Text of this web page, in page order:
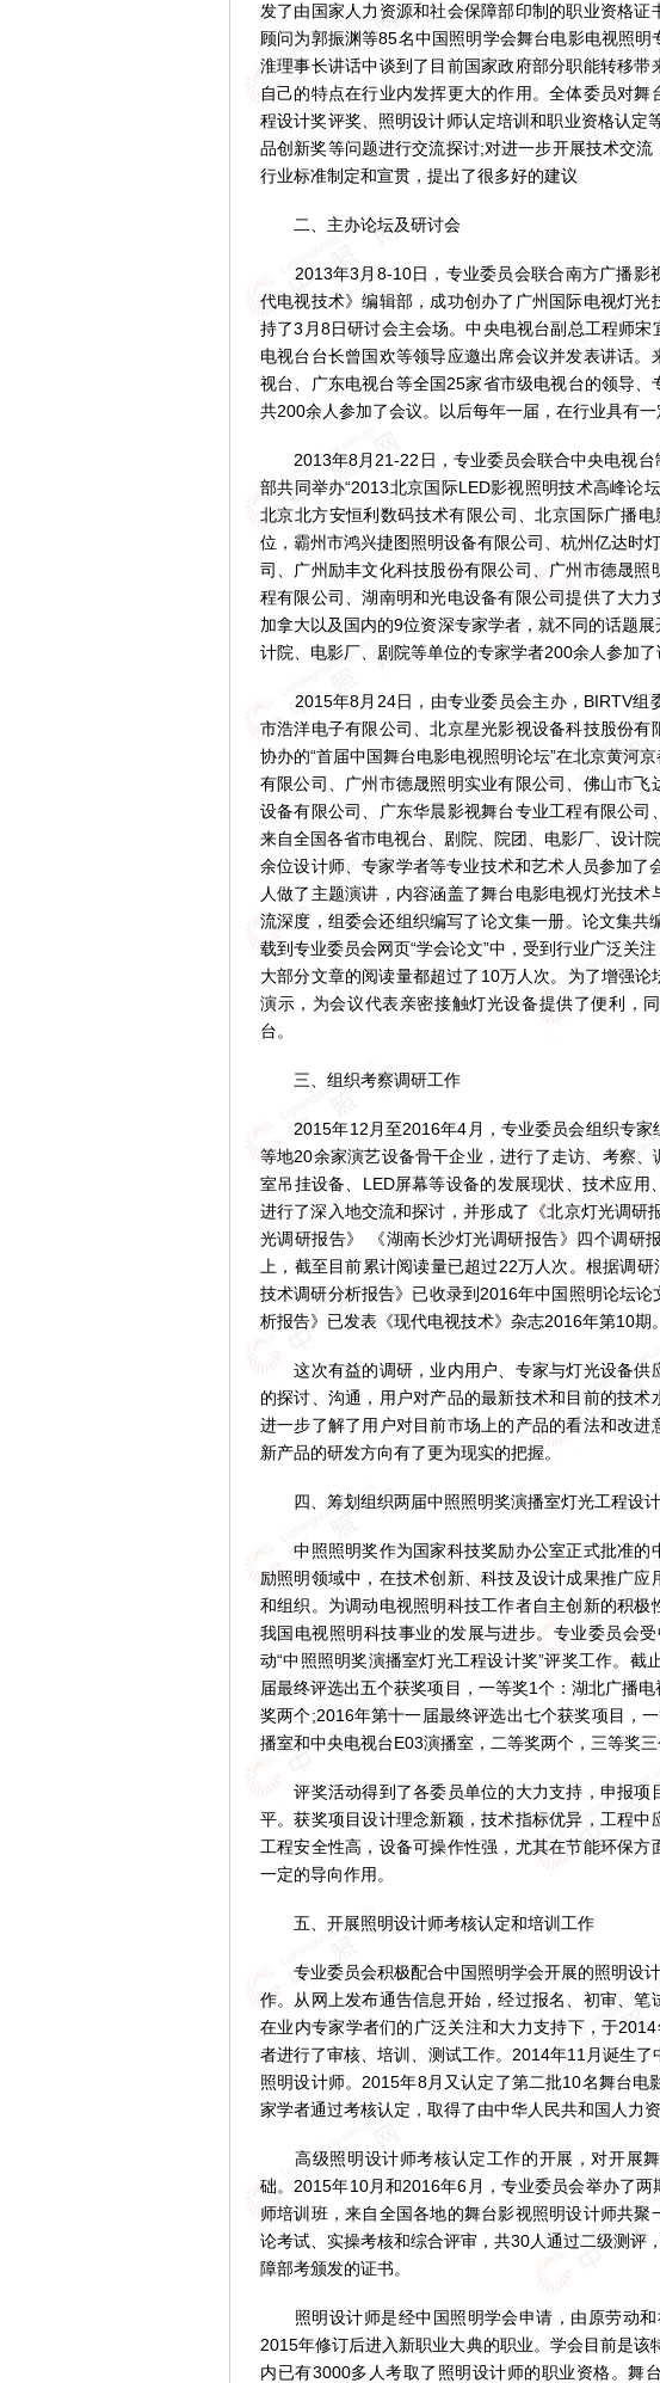
发了由国家人力资源和社会保障部印制的职业资格
顾问为郭振渊等85名中国照明学会舞台电影电视照
淮理事长讲话中谈到了目前国家政府部分职能转移
自己的特点在行业内发挥更大的作用。全体委员对
程设计奖评奖、照明设计师认定培训和职业资格认定
品创新奖等问题进行交流探讨;对进一步开展技术交
行业标准制定和宣贯，提出了很多好的建议
二、主办论坛及研讨会
2013年3月8-10日，专业委员会联合南方广播影
代电视技术》编辑部，成功创办了广州国际电视灯
持了3月8日研讨会主会场。中央电视台副总工程师
电视台台长曾国欢等领导应邀出席会议并发表讲话
视台、广东电视台等全国25家省市级电视台的领导
共200余人参加了会议。以后每年一届，在行业具有一
2013年8月21-22日，专业委员会联合中央电视台
部共同举办“2013北京国际LED影视照明技术高峰论
北京北方安恒利数码技术有限公司、北京国际广播
位，霸州市鸿兴捷图照明设备有限公司、杭州亿达时
司、广州励丰文化科技股份有限公司、广州市德晟
程有限公司、湖南明和光电设备有限公司提供了大力
加拿大以及国内的9位资深专家学者，就不同的话题
计院、电影厂、剧院等单位的专家学者200余人参加了
2015年8月24日，由专业委员会主办，BIRTV组
市浩洋电子有限公司、北京星光影视设备科技股份有
协办的“首届中国舞台电影电视照明论坛”在北京黄河
有限公司、广州市德晟照明实业有限公司、佛山市
设备有限公司、广东华晨影视舞台专业工程有限公
来自全国各省市电视台、剧院、院团、电影厂、设计
余位设计师、专家学者等专业技术和艺术人员参加了
人做了主题演讲，内容涵盖了舞台电影电视灯光技
流深度，组委会还组织编写了论文集一册。论文集共
载到专业委员会网页“学会论文”中，受到行业广泛关
大部分文章的阅读量都超过了10万人次。为了增强
演示，为会议代表亲密接触灯光设备提供了便利，
台。
三、组织考察调研工作
2015年12月至2016年4月，专业委员会组织专家
等地20余家演艺设备骨干企业，进行了走访、考察
室吊挂设备、LED屏幕等设备的发展现状、技术应用
进行了深入地交流和探讨，并形成了《北京灯光调研
光调研报告》 《湖南长沙灯光调研报告》四个调研
上，截至目前累计阅读量已超过22万人次。根据调
技术调研分析报告》已收录到2016年中国照明论坛
析报告》已发表《现代电视技术》杂志2016年第10期。
这次有益的调研，业内用户、专家与灯光设备供
的探讨、沟通，用户对产品的最新技术和目前的技
进一步了解了用户对目前市场上的产品的看法和改
新产品的研发方向有了更为现实的把握。
四、筹划组织两届中照照明奖演播室灯光工程设
中照照明奖作为国家科技奖励办公室正式批准的
励照明领域中，在技术创新、科技及设计成果推广
和组织。为调动电视照明科技工作者自主创新的积
我国电视照明科技事业的发展与进步。专业委员会
动“中照照明奖演播室灯光工程设计奖”评奖工作。
届最终评选出五个获奖项目，一等奖1个：湖北广播
奖两个;2016年第十一届最终评选出七个获奖项目，
播室和中央电视台E03演播室，二等奖两个，三等奖三
评奖活动得到了各委员单位的大力支持，申报项
平。获奖项目设计理念新颖，技术指标优异，工程中
工程安全性高，设备可操作性强，尤其在节能环保
一定的导向作用。
五、开展照明设计师考核认定和培训工作
专业委员会积极配合中国照明学会开展的照明设
作。从网上发布通告信息开始，经过报名、初审、
在业内专家学者们的广泛关注和大力支持下，于
者进行了审核、培训、测试工作。2014年11月诞生
照明设计师。2015年8月又认定了第二批10名舞台
家学者通过考核认定，取得了由中华人民共和国人力
高级照明设计师考核认定工作的开展，对开展舞
础。2015年10月和2016年6月，专业委员会举办了
师培训班，来自全国各地的舞台影视照明设计师共
论考试、实操考核和综合评审，共30人通过二级测评
障部考颁发的证书。
照明设计师是经中国照明学会申请，由原劳动和
2015年修订后进入新职业大典的职业。学会目前是
内已有3000多人考取了照明设计师的职业资格。舞